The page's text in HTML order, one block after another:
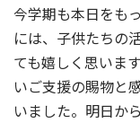
今学期も本日をも
には、子供たちの
ても嬉しく思いま
いご支援の賜物と
いました。明日か